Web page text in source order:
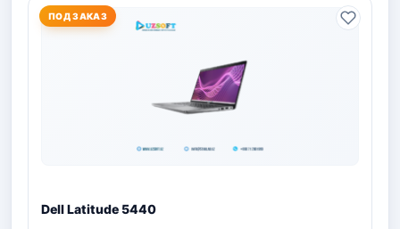
ПОД ЗАКАЗ
Dell Latitude 5440